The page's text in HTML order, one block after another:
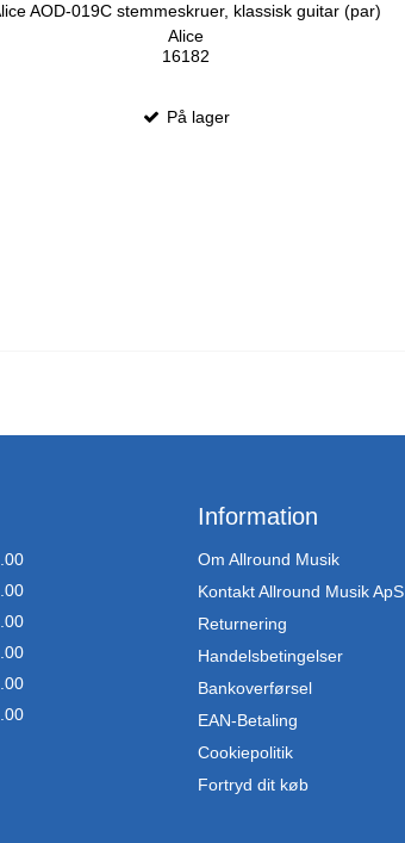
AOD-019C stemmeskruer, klassisk guitar (par)
Alice
16182
På lager
Information
Om Allround Musik
Kontakt Allround Musik ApS
Returnering
Handelsbetingelser
Bankoverførsel
EAN-Betaling
Cookiepolitik
Fortryd dit køb